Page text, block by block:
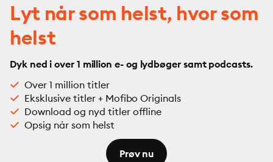
Lyt når som helst, hvor som
helst
Dyk ned i over 1 million e- og lydbøger samt podcasts.
Over 1 million titler
Eksklusive titler + Mofibo Originals
Download og nyd titler offline
Opsig når som helst
Prøv nu